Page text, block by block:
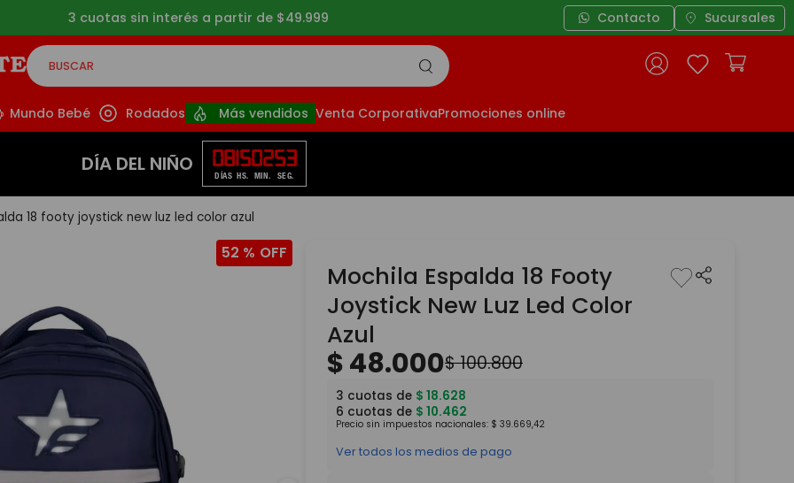
3 cuotas sin interés a partir de $49.999 Contacto Sucursales
BUSCAR
Mundo Bebé Rodados Más vendidos Venta CorporativaPromociones online
DÍA DEL NIÑO 08
DÍAS
15
HS.
02
MIN.
52
SEG.
18 footy joystick new luz led color azul
52 %
Mochila Espalda 18 Footy
Joystick New Luz Led Color
Azul
$48.000$100.800
3 cuotas de $ 18.628
6 cuotas de $ 10.462
Precio sin impuestos nacionales: $ 39.669,42
Ver todos los medios de pago